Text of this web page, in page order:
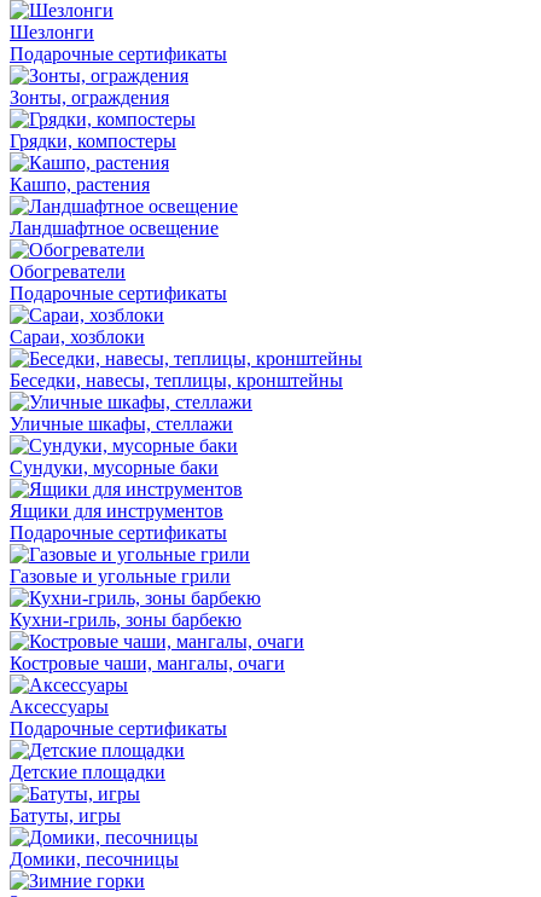
Шезлонги
Подарочные сертификаты
Зонты, ограждения
Грядки, компостеры
Кашпо, растения
Ландшафтное освещение
Обогреватели
Подарочные сертификаты
Сараи, хозблоки
Беседки, навесы, теплицы, кронштейны
Уличные шкафы, стеллажи
Сундуки, мусорные баки
Ящики для инструментов
Подарочные сертификаты
Газовые и угольные грили
Кухни-гриль, зоны барбекю
Костровые чаши, мангалы, очаги
Аксессуары
Подарочные сертификаты
Детские площадки
Батуты, игры
Домики, песочницы